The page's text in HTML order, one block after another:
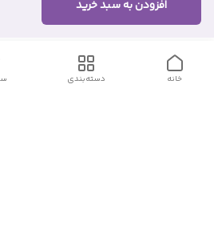
افزودن به سبد خرید
دسته‌بندی خانه